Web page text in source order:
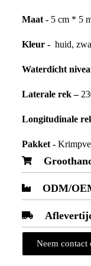
Maat -5 cm * 5
Kleur -huid,
Waterdicht
Laterale rek –
Longitudinale
Pakket -
ODM/
Neem contact